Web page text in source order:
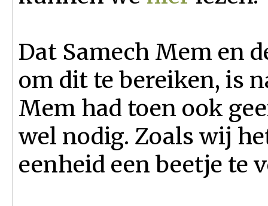
Dat Samech Mem en
om dit te bereiken, is
Mem had toen ook
wel nodig. Zoals wij
eenheid een beetje te